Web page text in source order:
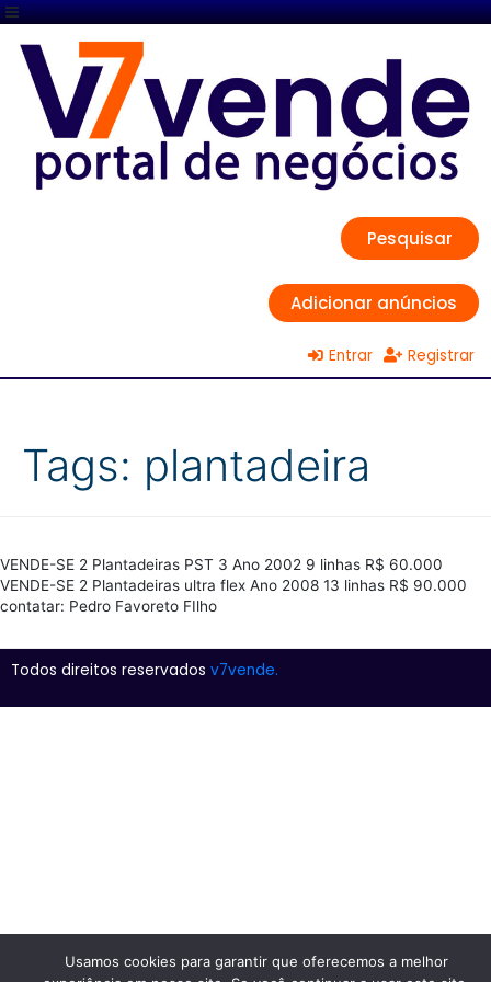
Pesquisar
Adicionar anúncios
Entrar Registrar
Tags: plantadeira
VENDE-SE 2 Plantadeiras PST 3 Ano 2002 9 linhas R$ 60.000
VENDE-SE 2 Plantadeiras ultra flex Ano 2008 13 linhas R$ 90.000
contatar: Pedro Favoreto FIlho
Todos direitos reservados v7vende.
Usamos cookies para garantir que oferecemos a melhor